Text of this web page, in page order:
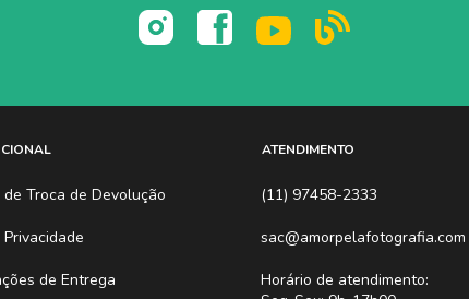
Troca de Devolução
de Entrega
ATENDIMENTO
(11) 97458-2333
sac@amorpelafotografia.com
Horário de atendimento: